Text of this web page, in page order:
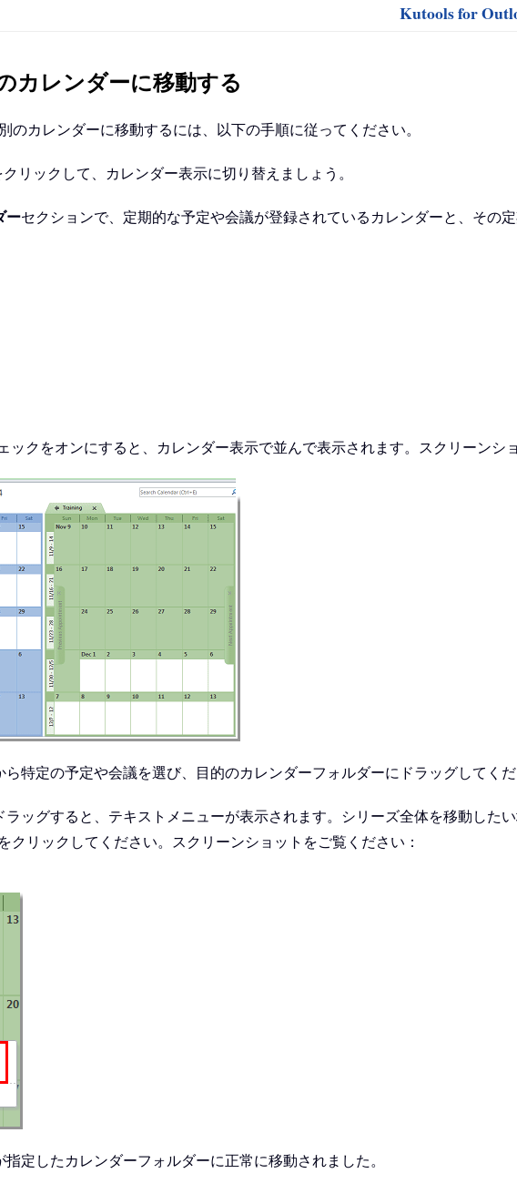
Kutools for
カレンダーに移動する
カレンダーに移動するには、以下の手順に従ってください。
クリックして、カレンダー表示に切り替えましょう。
ーセクションで、定期的な予定や会議が登録されているカレンダーと、その
ックをオンにすると、カレンダー表示で並んで表示されます。スクリーンシ
特定の予定や会議を選び、目的のカレンダーフォルダーにドラッグしてくだ
ッグすると、テキストメニューが表示されます。シリーズ全体を移動した
をクリックしてください。スクリーンショットをご覧ください：
定したカレンダーフォルダーに正常に移動されました。